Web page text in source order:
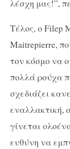
λέσχη μας!”,
Τέλος, ο Filep
Maitrepierre,
τον κόσμο να
πολλά ρούχα
σχεδιάζει
εναλλακτική,
γίνεται
ευθύνη να